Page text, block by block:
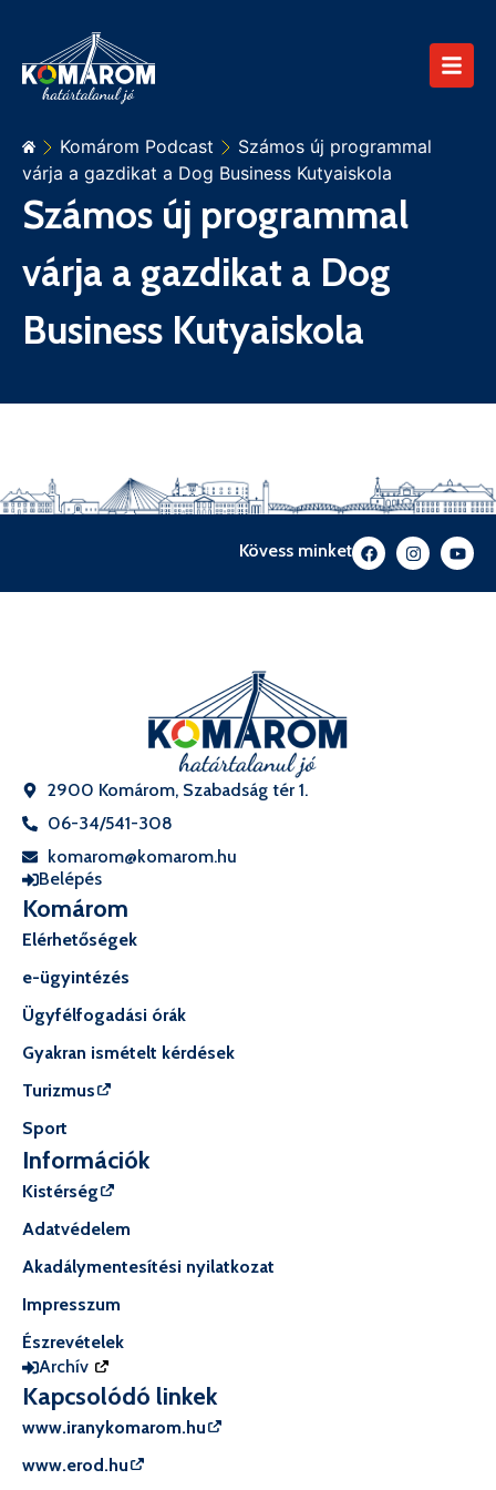
Komárom Podcast
Számos új programmal
várja a gazdikat a Dog Business Kutyaiskola
Számos új programmal
várja a gazdikat a Dog
Business Kutyaiskola
Kövess minket
2900 Komárom, Szabadság tér 1.
06-34/541-308
komarom@komarom.hu
Belépés
Komárom
Elérhetőségek
e-ügyintézés
Ügyfélfogadási órák
Gyakran ismételt kérdések
Turizmus
Sport
Információk
Kistérség
Adatvédelem
Akadálymentesítési nyilatkozat
Impresszum
Észrevételek
Archív
Kapcsolódó linkek
www.iranykomarom.hu
www.erod.hu